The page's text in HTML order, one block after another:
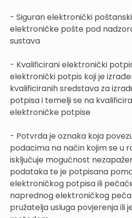
- Siguran elektronički
elektroničke pošte pod
sustava
- Kvalificirani elektronički
elektronički potpis koji je
kvalificiranih sredstava za
potpisa i temelji se na
elektroničke potpise
- Potvrda je oznaka koja
podacima na način kojim se u
isključuje mogućnost
podataka te je potpisana
elektroničkog potpisa ili
naprednog elektroničkog
pružatelja usluga povjerenja ili